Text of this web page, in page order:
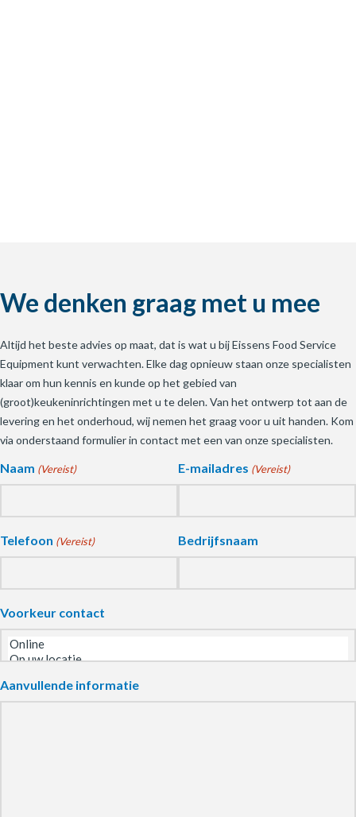
We denken graag met u mee
Altijd het beste advies op maat, dat is wat u bij Eissens Food Service
Equipment kunt verwachten. Elke dag opnieuw staan onze specialisten
klaar om hun kennis en kunde op het gebied van
(groot)keukeninrichtingen met u te delen. Van het ontwerp tot aan de
levering en het onderhoud, wij nemen het graag voor u uit handen. Kom
via onderstaand formulier in contact met een van onze specialisten.
Naam (Vereist) E-mailadres (Vereist)
Telefoon (Vereist) Bedrijfsnaam
Voorkeur contact
Aanvullende informatie